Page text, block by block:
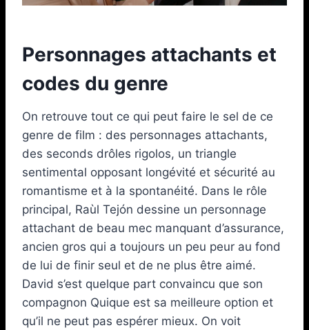
Personnages attachants et
codes du genre
On retrouve tout ce qui peut faire le sel de ce
genre de film : des personnages attachants,
des seconds drôles rigolos, un triangle
sentimental opposant longévité et sécurité au
romantisme et à la spontanéité. Dans le rôle
principal, Raùl Tejón dessine un personnage
attachant de beau mec manquant d’assurance,
ancien gros qui a toujours un peu peur au fond
de lui de finir seul et de ne plus être aimé.
David s’est quelque part convaincu que son
compagnon Quique est sa meilleure option et
qu’il ne peut pas espérer mieux. On voit